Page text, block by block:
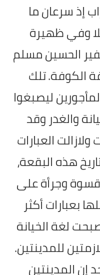
إذ سرعان ما
وفي ظهيرة
الحسين مسلم
الكوفة.تلك
ليصبغوا
والغدر وقد
العبارات
هذه البقعة،
قسوة وجرأة على
بعبارات أكثر
لغة الخيانة
للمدينتين.
إن المدينتين